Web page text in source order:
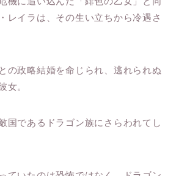
レイラは、その生い立ちから冷遇さ
の政略結婚を命じられ、逃れられぬ
女。
国であるドラゴン族にさらわれてし